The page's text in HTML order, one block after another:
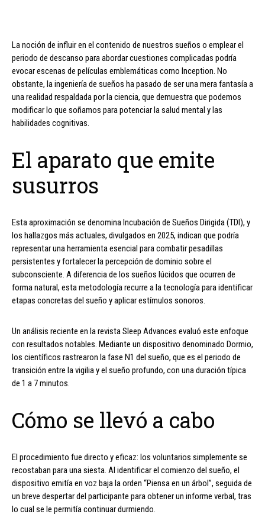
La noción de influir en el contenido de nuestros sueños o emplear el
periodo de descanso para abordar cuestiones complicadas podría
evocar escenas de películas emblemáticas como Inception. No
obstante, la ingeniería de sueños ha pasado de ser una mera fantasía a
una realidad respaldada por la ciencia, que demuestra que podemos
modificar lo que soñamos para potenciar la salud mental y las
habilidades cognitivas.
El aparato que emite
susurros
Esta aproximación se denomina Incubación de Sueños Dirigida (TDI), y
los hallazgos más actuales, divulgados en 2025, indican que podría
representar una herramienta esencial para combatir pesadillas
persistentes y fortalecer la percepción de dominio sobre el
subconsciente. A diferencia de los sueños lúcidos que ocurren de
forma natural, esta metodología recurre a la tecnología para identificar
etapas concretas del sueño y aplicar estímulos sonoros.
Un análisis reciente en la revista Sleep Advances evaluó este enfoque
con resultados notables. Mediante un dispositivo denominado Dormio,
los científicos rastrearon la fase N1 del sueño, que es el periodo de
transición entre la vigilia y el sueño profundo, con una duración típica
de 1 a 7 minutos.
Cómo se llevó a cabo
El procedimiento fue directo y eficaz: los voluntarios simplemente se
recostaban para una siesta. Al identificar el comienzo del sueño, el
dispositivo emitía en voz baja la orden “Piensa en un árbol”, seguida de
un breve despertar del participante para obtener un informe verbal, tras
lo cual se le permitía continuar durmiendo.